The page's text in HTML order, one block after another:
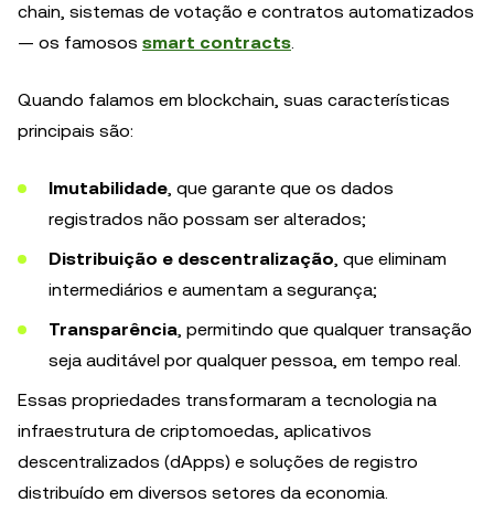
chain, sistemas de votação e contratos automatizados
— os famosos smart contracts.
Quando falamos em blockchain, suas características
principais são:
Imutabilidade, que garante que os dados
registrados não possam ser alterados;
Distribuição e descentralização, que eliminam
intermediários e aumentam a segurança;
Transparência, permitindo que qualquer transação
seja auditável por qualquer pessoa, em tempo real.
Essas propriedades transformaram a tecnologia na
infraestrutura de criptomoedas, aplicativos
descentralizados (dApps) e soluções de registro
distribuído em diversos setores da economia.